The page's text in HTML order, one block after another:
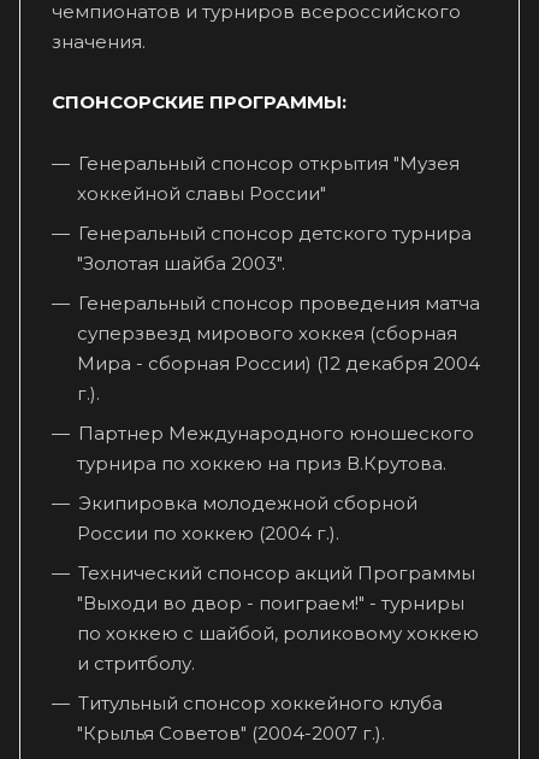
чемпионатов и турниров всероссийского
значения.
СПОНСОРСКИЕ ПРОГРАММЫ:
Генеральный спонсор открытия "Музея
хоккейной славы России"
Генеральный спонсор детского турнира
"Золотая шайба 2003".
Генеральный спонсор проведения матча
суперзвезд мирового хоккея (сборная
Мира - сборная России) (12 декабря 2004
г.).
Партнер Международного юношеского
турнира по хоккею на приз В.Крутова.
Экипировка молодежной сборной
России по хоккею (2004 г.).
Технический спонсор акций Программы
"Выходи во двор - поиграем!" - турниры
по хоккею с шайбой, роликовому хоккею
и стритболу.
Титульный спонсор хоккейного клуба
"Крылья Советов" (2004-2007 г.).